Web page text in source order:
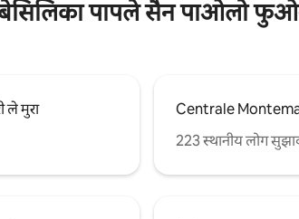
पापले सैन पाओलो
ले मुरा
Centrale
223 स्थानीय लोग